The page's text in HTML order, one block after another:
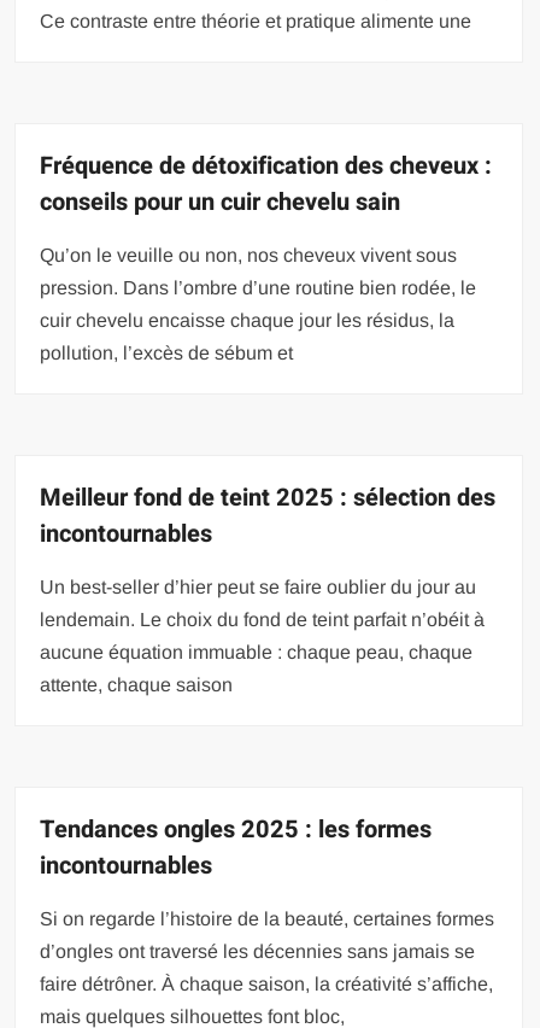
Ce contraste entre théorie et pratique alimente une
Fréquence de détoxification des cheveux :
conseils pour un cuir chevelu sain
Qu’on le veuille ou non, nos cheveux vivent sous
pression. Dans l’ombre d’une routine bien rodée, le
cuir chevelu encaisse chaque jour les résidus, la
pollution, l’excès de sébum et
Meilleur fond de teint 2025 : sélection des
incontournables
Un best-seller d’hier peut se faire oublier du jour au
lendemain. Le choix du fond de teint parfait n’obéit à
aucune équation immuable : chaque peau, chaque
attente, chaque saison
Tendances ongles 2025 : les formes
incontournables
Si on regarde l’histoire de la beauté, certaines formes
d’ongles ont traversé les décennies sans jamais se
faire détrôner. À chaque saison, la créativité s’affiche,
mais quelques silhouettes font bloc,